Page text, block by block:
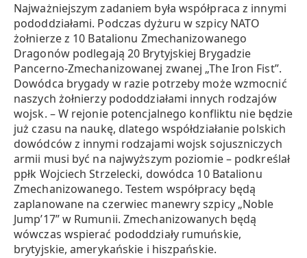
Najważniejszym zadaniem była współpraca z innymi
pododdziałami. Podczas dyżuru w szpicy NATO
żołnierze z 10 Batalionu Zmechanizowanego
Dragonów podlegają 20 Brytyjskiej Brygadzie
Pancerno-Zmechanizowanej zwanej „The Iron Fist”.
Dowódca brygady w razie potrzeby może wzmocnić
naszych żołnierzy pododdziałami innych rodzajów
wojsk. – W rejonie potencjalnego konfliktu nie będzie
już czasu na naukę, dlatego współdziałanie polskich
dowódców z innymi rodzajami wojsk sojuszniczych
armii musi być na najwyższym poziomie – podkreślał
ppłk Wojciech Strzelecki, dowódca 10 Batalionu
Zmechanizowanego. Testem współpracy będą
zaplanowane na czerwiec manewry szpicy „Noble
Jump’17” w Rumunii. Zmechanizowanych będą
wówczas wspierać pododdziały rumuńskie,
brytyjskie, amerykańskie i hiszpańskie.